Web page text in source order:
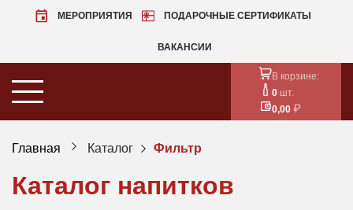
МЕРОПРИЯТИЯ ПОДАРОЧНЫЕ СЕРТИФИКАТЫ
ВАКАНСИИ
В корзине:
0 шт.
0,00
Главная Каталог Фильтр
Каталог напитков